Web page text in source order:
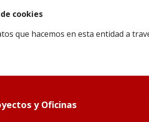
cookies
que hacemos en esta entidad a
y Oficinas